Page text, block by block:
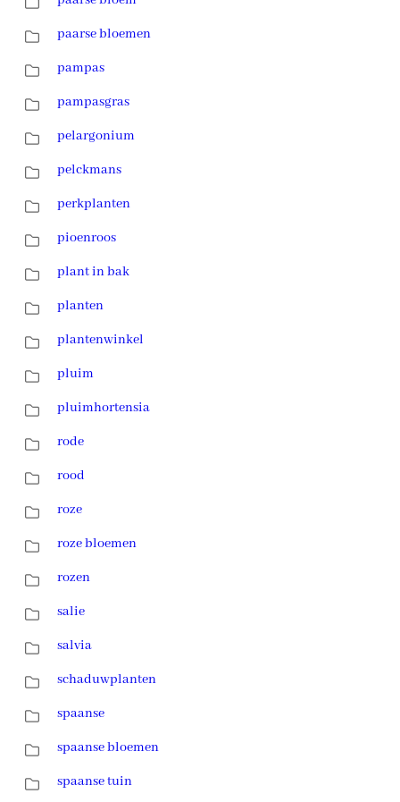
paarse bloemen
pampas
pampasgras
pelargonium
pelckmans
perkplanten
pioenroos
plant in bak
planten
plantenwinkel
pluim
pluimhortensia
rode
rood
roze
roze bloemen
rozen
salie
salvia
schaduwplanten
spaanse
spaanse bloemen
spaanse tuin